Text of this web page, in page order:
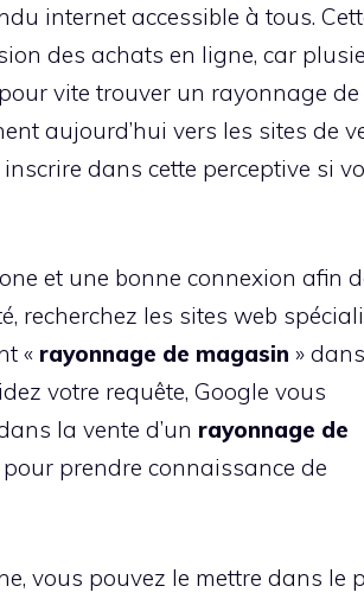
internet accessible à tous.
des achats en ligne, car
vite trouver un rayonnage de
aujourd’hui vers les sites de
dans cette perceptive si
et une bonne connexion afin
recherchez les sites web
« rayonnage de magasin »
votre requête, Google vous
la vente d’un rayonnage de
pour prendre connaissance de
vous pouvez le mettre dans le